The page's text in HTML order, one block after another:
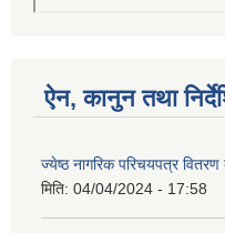
ऐन, कानुन तथा
ज्येष्ठ नागरिक परिचयपत्र वितरण
मिति: 04/04/2024 - 17:58